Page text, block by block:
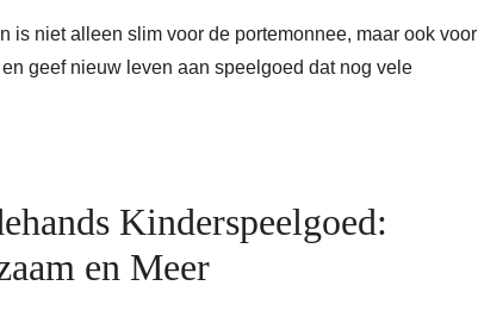
is niet alleen slim voor de portemonnee, maar ook voor
geef nieuw leven aan speelgoed dat nog vele
Kinderspeelgoed:
en Meer